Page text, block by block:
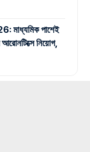
পাশেই
আরোনটিক্সে নিয়োগ,